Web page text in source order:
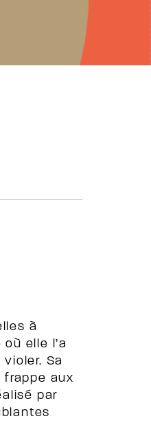
à
elle l’a
Sa
aux
par